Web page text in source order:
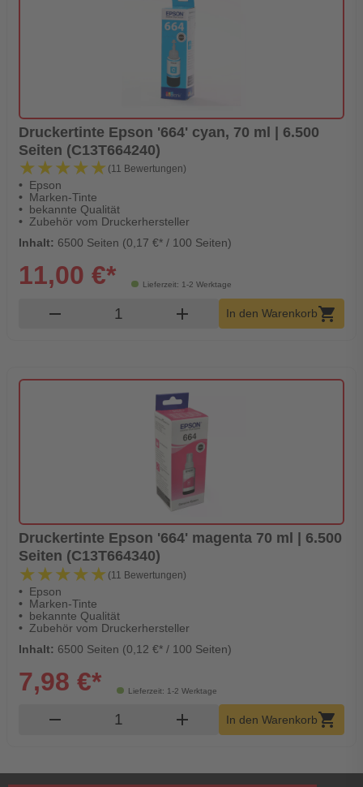
Druckertinte Epson '664' cyan, 70 ml | 6.500
Seiten (C13T664240)
★★★★★
★★★★★ (11 Bewertungen)
Epson
Marken-Tinte
bekannte Qualität
Zubehör vom Druckerhersteller
Inhalt: 6500 Seiten (0,17 €* / 100 Seiten)
Lieferzeit: 1-2 Werktage
11,00 €*
remove Produkt Warenkorb Menge
add In den Warenkorbshopping_cart
Druckertinte Epson '664' magenta 70 ml | 6.500
Seiten (C13T664340)
★★★★★
★★★★★ (11 Bewertungen)
Epson
Marken-Tinte
bekannte Qualität
Zubehör vom Druckerhersteller
Inhalt: 6500 Seiten (0,12 €* / 100 Seiten)
Lieferzeit: 1-2 Werktage
7,98 €*
remove Produkt Warenkorb Menge
add In den Warenkorbshopping_cart